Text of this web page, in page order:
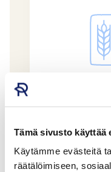
Tämä sivusto käyttää
Käytämme evästeitä
räätälöimiseen,
Mansikkamaa
0,75 l